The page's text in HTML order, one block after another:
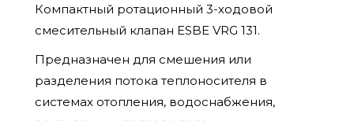
Компактный ротационный 3-ходовой
смесительный клапан ESBE VRG 131.
Предназначен для смешения или
разделения потока теплоносителя в
системах отопления, водоснабжения,